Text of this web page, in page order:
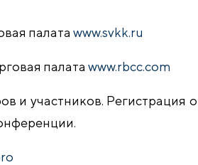
палата www.svkk.ru
палата www.rbcc.com
и участников. Регистрация